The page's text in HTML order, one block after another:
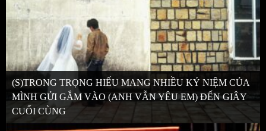
(S)TRONG TRỌNG HIẾU MANG NHIỀU KỶ NIỆM CỦA
MÌNH GỬI GẮM VÀO (ANH VẪN YÊU EM) ĐẾN GIÂY
CUỐI CÙNG